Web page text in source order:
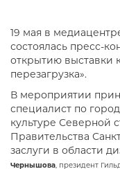
19 мая в
состоялась пресс-
открытию выставки
перезагрузка».
В мероприятии
специалист по
культуре Северной
Правительства
заслуги в области
Чернышова, президент